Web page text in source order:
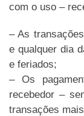
com o uso –
– As
e qualquer dia
e feriados;
– Os
recebedor –
transações